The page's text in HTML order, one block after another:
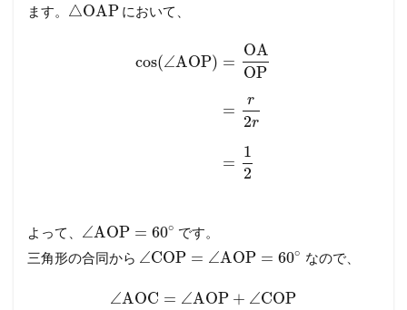
ます。 △OAP において、
cos(∠AOP) =
OA
OP
=
r
2r
=
1
2
よって、 ∠AOP = 60∘ です。
三角形の合同から ∠COP = ∠AOP = 60∘ なので、
∠AOC = ∠AOP + ∠COP